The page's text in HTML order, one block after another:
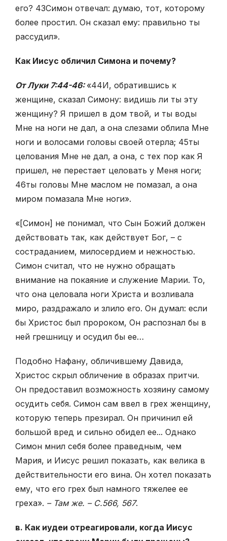
его? 43Симон отвечал: думаю, тот, которому
более простил. Он сказал ему: правильно ты
рассудил».
Как Иисус обличил Симона и почему?
От Луки 7:44-46:«44И, обратившись к
женщине, сказал Симону: видишь ли ты эту
женщину? Я пришел в дом твой, и ты воды
Мне на ноги не дал, а она слезами облила Мне
ноги и волосами головы своей отерла; 45ты
целования Мне не дал, а она, с тех пор как Я
пришел, не перестает целовать у Меня ноги;
46ты головы Мне маслом не помазал, а она
миром помазала Мне ноги».
«[Симон] не понимал, что Сын Божий должен
действовать так, как действует Бог, – с
состраданием, милосердием и нежностью.
Симон считал, что не нужно обращать
внимание на покаяние и служение Марии. То,
что она целовала ноги Христа и возливала
миро, раздражало и злило его. Он думал: если
бы Христос был пророком, Он распознал бы в
ней грешницу и осудил бы ее…
Подобно Нафану, обличившему Давида,
Христос скрыл обличение в образах притчи.
Он предоставил возможность хозяину самому
осудить себя. Симон сам ввел в грех женщину,
которую теперь презирал. Он причинил ей
большой вред и сильно обидел ее... Однако
Симон мнил себя более праведным, чем
Мария, и Иисус решил показать, как велика в
действительности его вина. Он хотел показать
ему, что его грех был намного тяжелее ее
греха». – Там же. – С.566, 567.
в. Как иудеи отреагировали, когда Иисус